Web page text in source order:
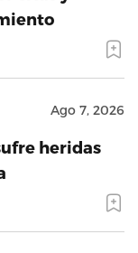
Ago 7, 2026
heridas